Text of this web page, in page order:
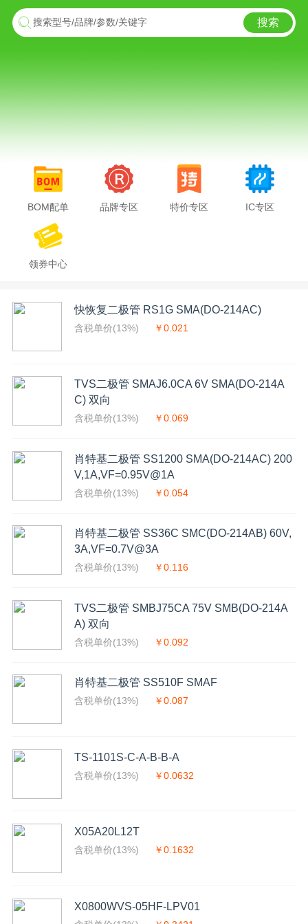
搜索型号/品牌/参数/关键字 搜索
BOM配单 品牌专区 特价专区 IC专区
领券中心
快恢复二极管 RS1G SMA(DO-214AC)
含税单价(13%) ￥0.021
TVS二极管 SMAJ6.0CA 6V SMA(DO-214A
C) 双向
含税单价(13%) ￥0.069
肖特基二极管 SS1200 SMA(DO-214AC) 200
V,1A,VF=0.95V@1A
含税单价(13%) ￥0.054
肖特基二极管 SS36C SMC(DO-214AB) 60V,
3A,VF=0.7V@3A
含税单价(13%) ￥0.116
TVS二极管 SMBJ75CA 75V SMB(DO-214A
A) 双向
含税单价(13%) ￥0.092
肖特基二极管 SS510F SMAF
含税单价(13%) ￥0.087
TS-1101S-C-A-B-B-A
含税单价(13%) ￥0.0632
X05A20L12T
含税单价(13%) ￥0.1632
X0800WVS-05HF-LPV01